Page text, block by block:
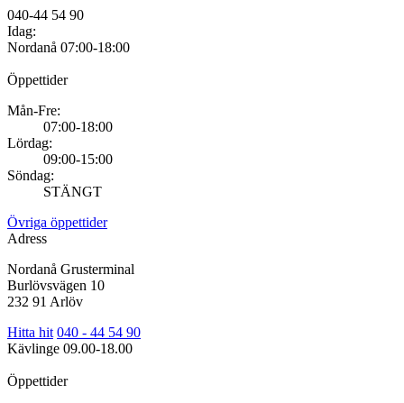
040-44 54 90
Idag:
Nordanå 07:00-18:00
Öppettider
Mån-Fre:
07:00-18:00
Lördag:
09:00-15:00
Söndag:
STÄNGT
Övriga öppettider
Adress
Nordanå Grusterminal
Burlövsvägen 10
232 91 Arlöv
Hitta hit 040 - 44 54 90
Kävlinge 09.00-18.00
Öppettider